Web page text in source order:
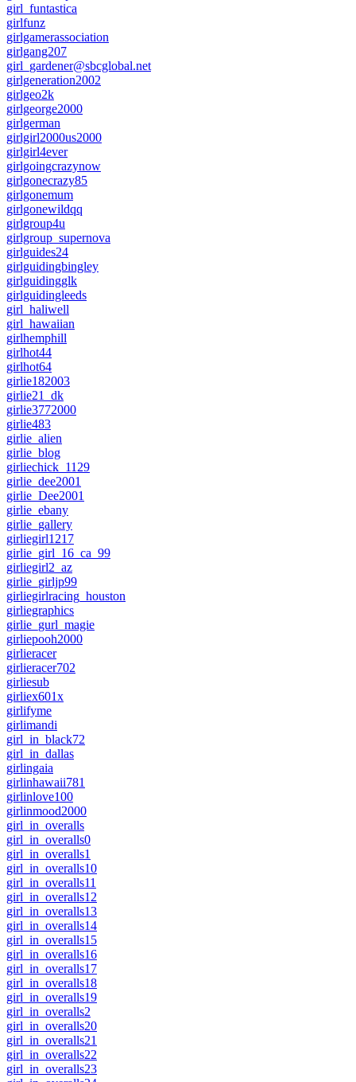
girl_funtastica
girlfunz
girlgamerassociation
girlgang207
girl_gardener@sbcglobal.net
girlgeneration2002
girlgeo2k
girlgeorge2000
girlgerman
girlgirl2000us2000
girlgirl4ever
girlgoingcrazynow
girlgonecrazy85
girlgonemum
girlgonewildqq
girlgroup4u
girlgroup_supernova
girlguides24
girlguidingbingley
girlguidingglk
girlguidingleeds
girl_haliwell
girl_hawaiian
girlhemphill
girlhot44
girlhot64
girlie182003
girlie21_dk
girlie3772000
girlie483
girlie_alien
girlie_blog
girliechick_1129
girlie_dee2001
girlie_Dee2001
girlie_ebany
girlie_gallery
girliegirl1217
girlie_girl_16_ca_99
girliegirl2_az
girlie_girljp99
girliegirlracing_houston
girliegraphics
girlie_gurl_magie
girliepooh2000
girlieracer
girlieracer702
girliesub
girliex601x
girlifyme
girlimandi
girl_in_black72
girl_in_dallas
girlingaia
girlinhawaii781
girlinlove100
girlinmood2000
girl_in_overalls
girl_in_overalls0
girl_in_overalls1
girl_in_overalls10
girl_in_overalls11
girl_in_overalls12
girl_in_overalls13
girl_in_overalls14
girl_in_overalls15
girl_in_overalls16
girl_in_overalls17
girl_in_overalls18
girl_in_overalls19
girl_in_overalls2
girl_in_overalls20
girl_in_overalls21
girl_in_overalls22
girl_in_overalls23